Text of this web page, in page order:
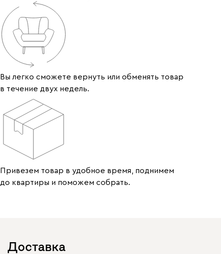
Вы легко сможете вернуть или обменять товар
в течение двух недель.
Привезем товар в удобное время, поднимем
до квартиры и поможем собрать.
Доставка